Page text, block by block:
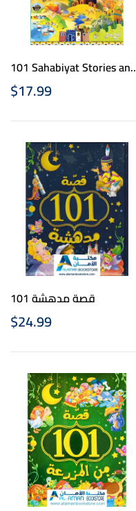
101 Sahabiyat Stories and
Dua
$17.99
101 قصة مدهشة
$24.99